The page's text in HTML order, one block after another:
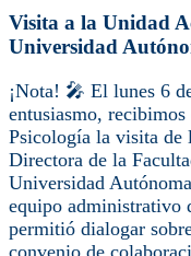
Visita a la Unidad
Universidad
¡Nota! 🎤 El lunes 6
entusiasmo,
Psicología la visita de
Directora de la
Universidad
equipo administrativo
permitió dialogar
convenio de